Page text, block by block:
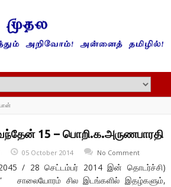
15 – பொறி.க.அருணபாரதி
05 October 2014 No Comment
/ 28 செட்டம்பர் 2014 இன் தொடர்ச்சி)
சாலையோரம் சில இடங்களில் இதழ்களும்,